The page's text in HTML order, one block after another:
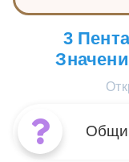
3